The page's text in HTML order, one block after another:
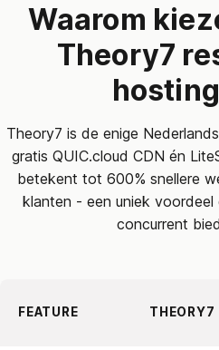
Waarom
Theory7
Theory7 is de enige
gratis QUIC.cloud CDN én
betekent tot 600% snellere
klanten - een uniek voordeel
concurrent
FEATURE THEORY7